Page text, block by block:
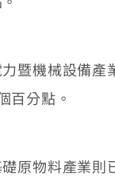
機械設備產
百分點。
物料產業則